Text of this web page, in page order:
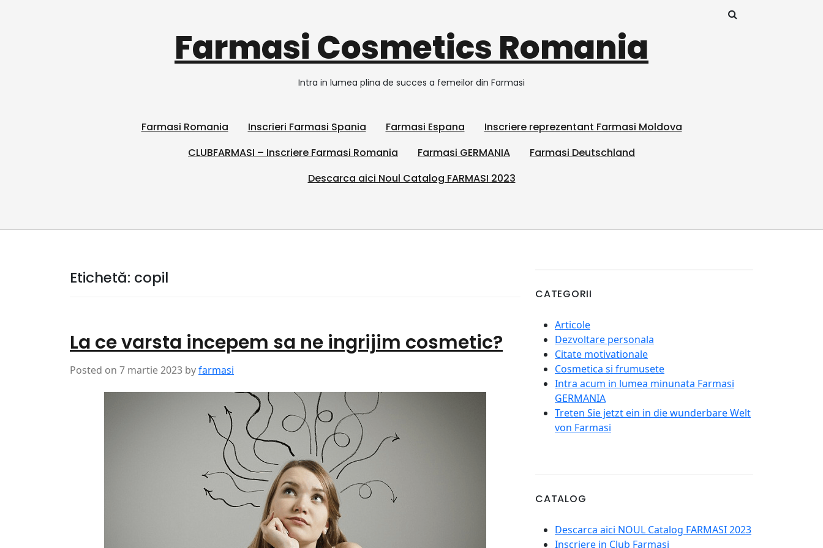
Farmasi Cosmetics Romania
Intra in lumea plina de succes a femeilor din Farmasi
Farmasi Romania Inscrieri Farmasi Spania Farmasi Espana
Inscriere reprezentant Farmasi Moldova
CLUBFARMASI – Inscriere Farmasi Romania
Farmasi GERMANIA
Farmasi Deutschland
Descarca aici Noul Catalog FARMASI 2023
Etichetă: copil
La ce varsta incepem sa ne ingrijim cosmetic?
Posted on 7 martie 2023 byfarmasi
CATEGORII
Articole
Dezvoltare personala
Citate motivationale
Cosmetica si frumusete
Intra acum in lumea minunata Farmasi
GERMANIA
Treten Sie jetzt ein in die wunderbare Welt
von Farmasi
CATALOG
Descarca aici NOUL Catalog FARMASI 2023
Inscriere in Club Farmasi